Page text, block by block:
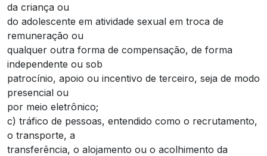
da criança ou
do adolescente em atividade sexual em troca de
remuneração ou
qualquer outra forma de compensação, de forma
independente ou sob
patrocínio, apoio ou incentivo de terceiro, seja de modo
presencial ou
por meio eletrônico;
c) tráfico de pessoas, entendido como o recrutamento,
o transporte, a
transferência, o alojamento ou o acolhimento da